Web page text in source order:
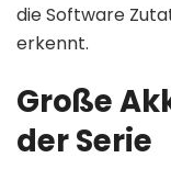
die Software
erkennt.
Große
der Serie